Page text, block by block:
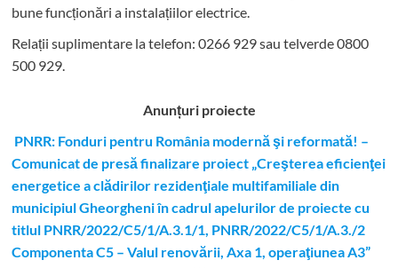
bune funcționări a instalațiilor electrice.
Relații suplimentare la telefon: 0266 929 sau telverde 0800
500 929.
Anunțuri proiecte
PNRR: Fonduri pentru România modernă şi reformată! –
Comunicat de presă finalizare proiect „Creşterea eficienţei
energetice a clădirilor rezidenţiale multifamiliale din
municipiul Gheorgheni în cadrul apelurilor de proiecte cu
titlul PNRR/2022/C5/1/A.3.1/1, PNRR/2022/C5/1/A.3./2
Componenta C5 – Valul renovării, Axa 1, operaţiunea A3”